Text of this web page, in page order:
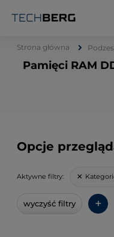
Strona główna
Pamięci RAM
Opcje
Aktywne filtry:
wyczyść filtry +